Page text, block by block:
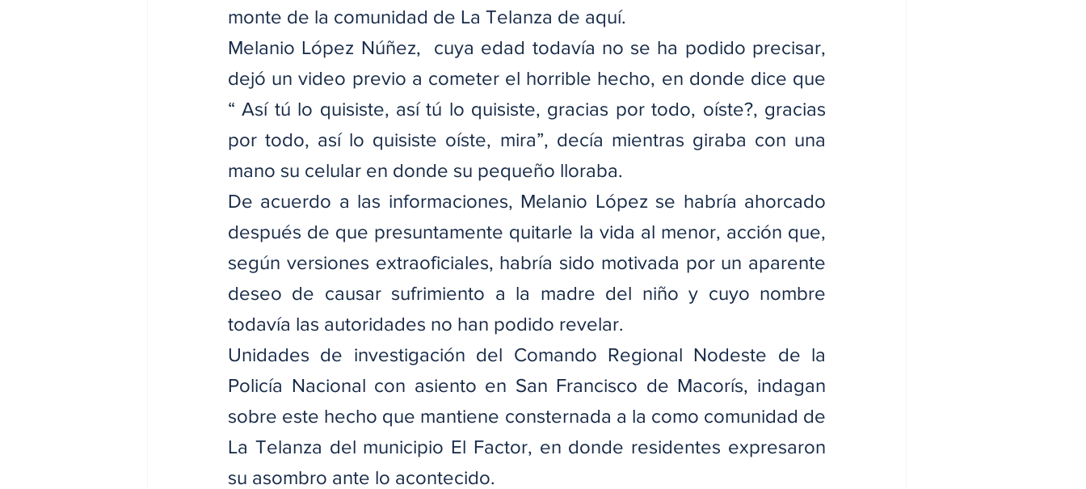
monte de la comunidad de La Telanza de aquí.
Melanio López Núñez,  cuya edad todavía no se ha podido precisar,
dejó un video previo a cometer el horrible hecho, en donde dice que
“ Así tú lo quisiste, así tú lo quisiste, gracias por todo, oíste?, gracias
por todo, así lo quisiste oíste, mira”, decía mientras giraba con una
mano su celular en donde su pequeño lloraba.
De acuerdo a las informaciones, Melanio López se habría ahorcado
después de que presuntamente quitarle la vida al menor, acción que,
según versiones extraoficiales, habría sido motivada por un aparente
deseo de causar sufrimiento a la madre del niño y cuyo nombre
todavía las autoridades no han podido revelar.
Unidades de investigación del Comando Regional Nodeste de la
Policía Nacional con asiento en San Francisco de Macorís, indagan
sobre este hecho que mantiene consternada a la como comunidad de
La Telanza del municipio El Factor, en donde residentes expresaron
su asombro ante lo acontecido.